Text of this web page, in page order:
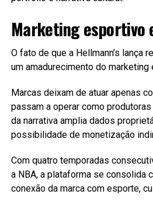
Marketing esportivo
O fato de que a Hellmann’s lança
um amadurecimento do
Marcas deixam de atuar apenas
passam a operar como
da narrativa amplia dados
possibilidade de monetização
Com quatro temporadas
a NBA, a plataforma se consolida
conexão da marca com esporte,